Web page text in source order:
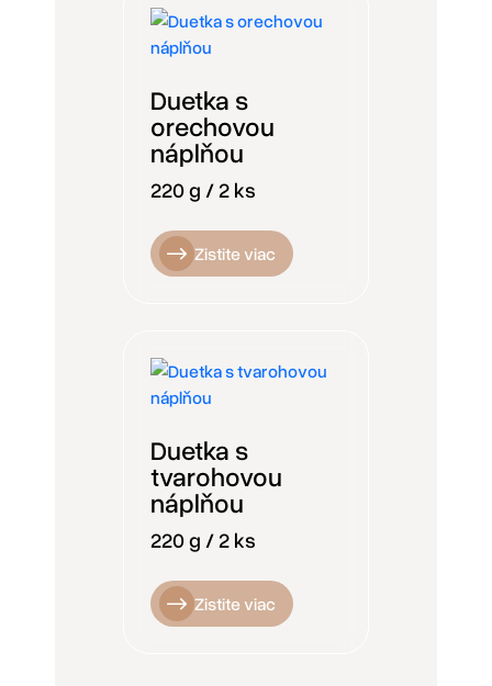
Duetka s
orechovou
náplňou
220 g / 2 ks
Zistite viac
Duetka s
tvarohovou
náplňou
220 g / 2 ks
Zistite viac